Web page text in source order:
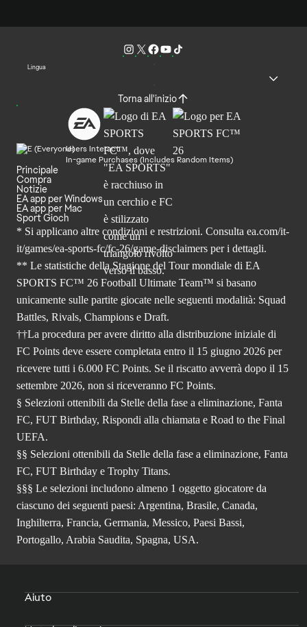
Lingua
Torna all'inizio
Users Interact
In-game Purchases (Includes Random Items)
Principale
Compra
Notizie
EA app per Windows
EA app per Mac
Sport Gioch
* Si applicano altre condizioni e restrizioni. Consulta ea.com/it-
it/games/ea-sports-fc/fc-26/game-disclaimers per i dettagli.
** Le statistiche della Stagione del Tour mondiale di EA
SPORTS FC™ 26 Football Ultimate Team™ si basano
unicamente sulle partite giocate nelle seguenti modalità: Squad
Battles, Rivals, Champions e Draft.
††La procedura per avere diritto alla distribuzione iniziale di
FC Points deve essere completata entro il 15 giugno 2026 per
ricevere tutti i 6.000 FC Points. Se il riscatto avverrà dopo il 15
settembre 2026, non si riceveranno FC Points.
§ Selezioni ottenibili da Stelle della fase a eliminazione, Fanta
FC, FUT Birthday, Rispondi alla chiamata e Road to the Final
UEFA.
§§ Selezioni ottenibili da Stelle della fase a eliminazione, Fanta
FC, FUT Birthday e Trophy Titans.
§§§ Le selezioni includono almeno 1 oggetto giocatore da
ciascuno dei seguenti paesi: Argentina, Brasile, Canada,
Inghilterra, Francia, Germania, Messico, Paesi Bassi,
Portogallo, Arabia Saudita, Spagna, USA.
Aiuto